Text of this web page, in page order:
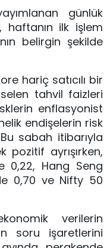
günlük
haftanın ilk işlem
belirgin şekilde
hariç satıcılı bir
tahvil faizleri
enflasyonist
endişelerin risk
Bu sabah itibarıyla
pozitif ayrışırken,
0,22, Hang Seng
0,70 ve Nifty 50
verilerin
soru işaretlerini